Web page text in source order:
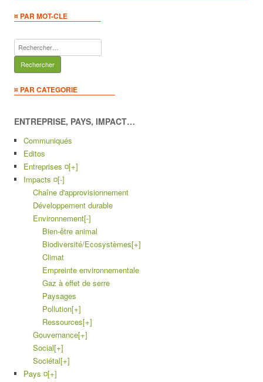
¤ PAR MOT-CLE
Rechercher :
¤ PAR CATEGORIE
ENTREPRISE, PAYS, IMPACT…
Communiqués
Editos
Entreprises ¤[+]
Impacts ¤[-]
Chaîne d'approvisionnement
Développement durable
Environnement[-]
Bien-être animal
Biodiversité/Ecosystèmes[+]
Climat
Empreinte environnementale
Gaz à effet de serre
Paysages
Pollution[+]
Ressources[+]
Gouvernance[+]
Social[+]
Sociétal[+]
Pays ¤[+]